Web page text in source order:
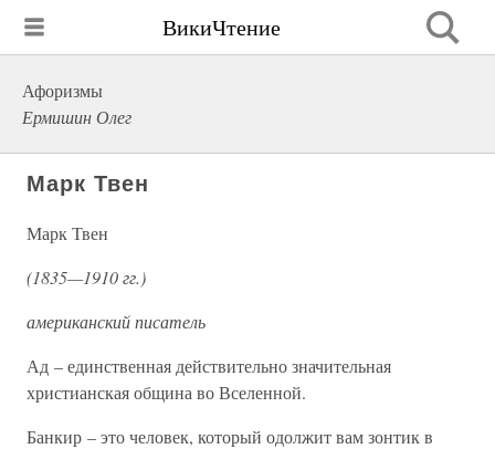
ВикиЧтение
Афоризмы
Ермишин Олег
Марк Твен
Марк Твен
(1835—1910 гг.)
американский писатель
Ад – единственная действительно значительная
христианская община во Вселенной.
Банкир – это человек, который одолжит вам зонтик в